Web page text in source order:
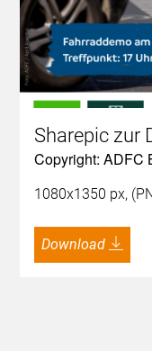
Sharepic zur
Copyright: ADFC
1080x1350 px,
Download